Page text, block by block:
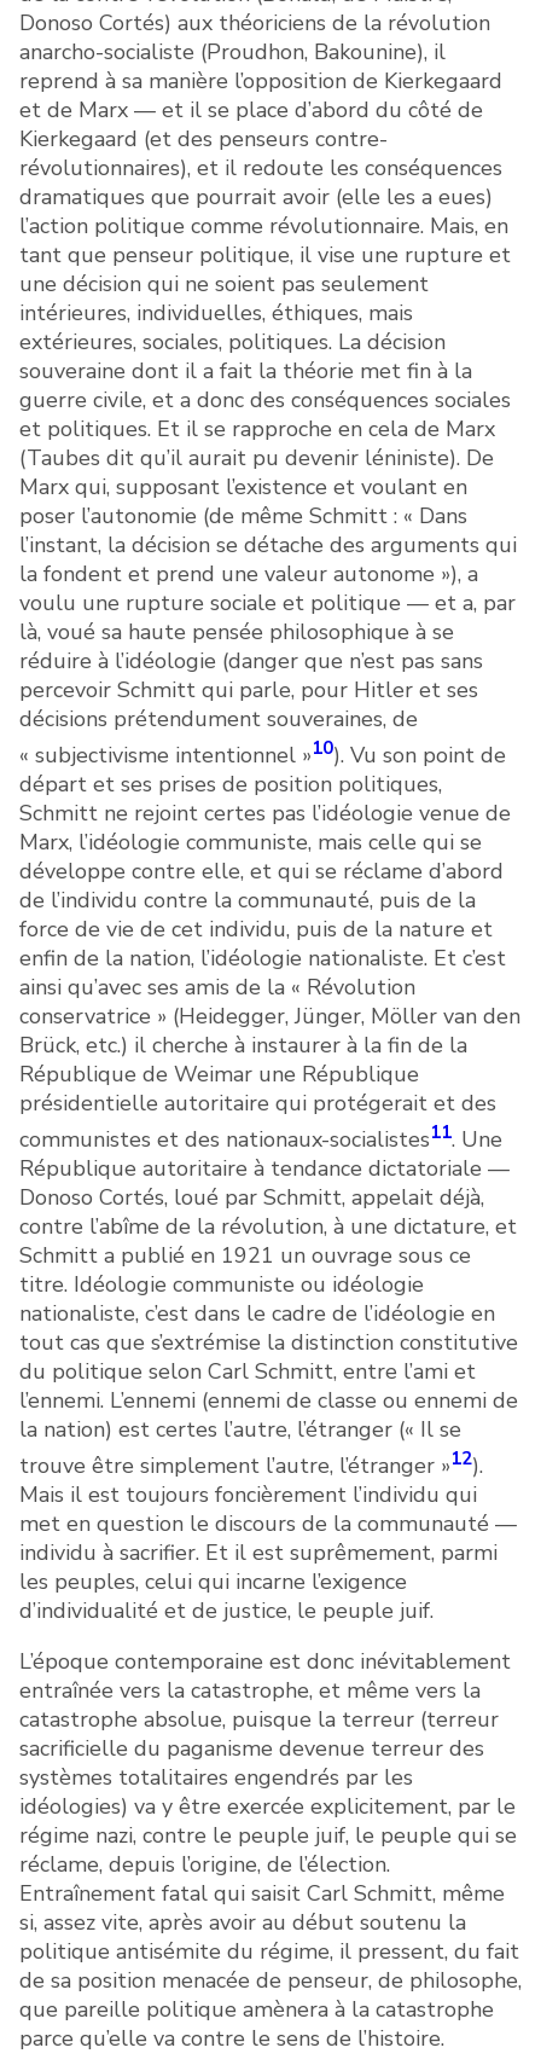
Donoso Cortés) aux théoriciens de la révolution
anarcho-socialiste (Proudhon, Bakounine), il
reprend à sa manière l’opposition de Kierkegaard
et de Marx — et il se place d’abord du côté de
Kierkegaard (et des penseurs contre-
révolutionnaires), et il redoute les conséquences
dramatiques que pourrait avoir (elle les a eues)
l’action politique comme révolutionnaire. Mais, en
tant que penseur politique, il vise une rupture et
une décision qui ne soient pas seulement
intérieures, individuelles, éthiques, mais
extérieures, sociales, politiques. La décision
souveraine dont il a fait la théorie met fin à la
guerre civile, et a donc des conséquences sociales
et politiques. Et il se rapproche en cela de Marx
(Taubes dit qu’il aurait pu devenir léniniste). De
Marx qui, supposant l’existence et voulant en
poser l’autonomie (de même Schmitt : « Dans
l’instant, la décision se détache des arguments qui
la fondent et prend une valeur autonome »), a
voulu une rupture sociale et politique — et a, par
là, voué sa haute pensée philosophique à se
réduire à l’idéologie (danger que n’est pas sans
percevoir Schmitt qui parle, pour Hitler et ses
décisions prétendument souveraines, de
« subjectivisme intentionnel »10). Vu son point de
départ et ses prises de position politiques,
Schmitt ne rejoint certes pas l’idéologie venue de
Marx, l’idéologie communiste, mais celle qui se
développe contre elle, et qui se réclame d’abord
de l’individu contre la communauté, puis de la
force de vie de cet individu, puis de la nature et
enfin de la nation, l’idéologie nationaliste. Et c’est
ainsi qu’avec ses amis de la « Révolution
conservatrice » (Heidegger, Jünger, Möller van den
Brück, etc.) il cherche à instaurer à la fin de la
République de Weimar une République
présidentielle autoritaire qui protégerait et des
communistes et des nationaux-socialistes11. Une
République autoritaire à tendance dictatoriale —
Donoso Cortés, loué par Schmitt, appelait déjà,
contre l’abîme de la révolution, à une dictature, et
Schmitt a publié en 1921 un ouvrage sous ce
titre. Idéologie communiste ou idéologie
nationaliste, c’est dans le cadre de l’idéologie en
tout cas que s’extrémise la distinction constitutive
du politique selon Carl Schmitt, entre l’ami et
l’ennemi. L’ennemi (ennemi de classe ou ennemi de
la nation) est certes l’autre, l’étranger (« Il se
trouve être simplement l’autre, l’étranger »12).
Mais il est toujours foncièrement l’individu qui
met en question le discours de la communauté —
individu à sacrifier. Et il est suprêmement, parmi
les peuples, celui qui incarne l’exigence
d’individualité et de justice, le peuple juif.
L’époque contemporaine est donc inévitablement
entraînée vers la catastrophe, et même vers la
catastrophe absolue, puisque la terreur (terreur
sacrificielle du paganisme devenue terreur des
systèmes totalitaires engendrés par les
idéologies) va y être exercée explicitement, par le
régime nazi, contre le peuple juif, le peuple qui se
réclame, depuis l’origine, de l’élection.
Entraînement fatal qui saisit Carl Schmitt, même
si, assez vite, après avoir au début soutenu la
politique antisémite du régime, il pressent, du fait
de sa position menacée de penseur, de philosophe,
que pareille politique amènera à la catastrophe
parce qu’elle va contre le sens de l’histoire.